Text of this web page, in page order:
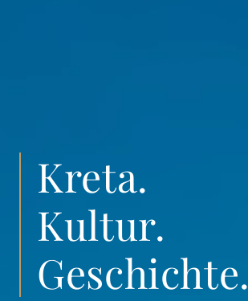
Kreta.
Kultur.
Geschichte.